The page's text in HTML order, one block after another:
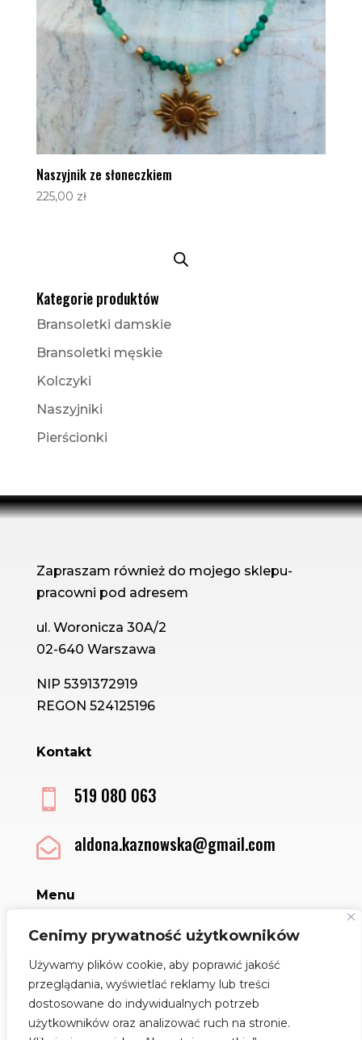
Cenimy prywatność użytkowników
Używamy plików cookie, aby poprawić jakość
przeglądania, wyświetlać reklamy lub treści
dostosowane do indywidualnych potrzeb
użytkowników oraz analizować ruch na stronie.
Naszyjnik ze słoneczkiem
225,00 zł
Kategorie produktów
Bransoletki damskie
Bransoletki męskie
Kolczyki
Naszyjniki
Pierścionki
Zapraszam również do mojego sklepu-
pracowni pod adresem
ul. Woronicza 30A/2
02-640 Warszawa
NIP 5391372919
REGON 524125196
Kontakt
 519 080 063
 aldona.kaznowska@gmail.com
Menu
Sklep
Regulamin
Polityka Cookies
Jak dbać o biżuterię